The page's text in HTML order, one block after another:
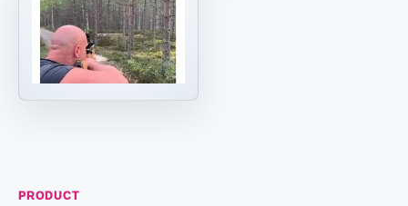
PRODUCT